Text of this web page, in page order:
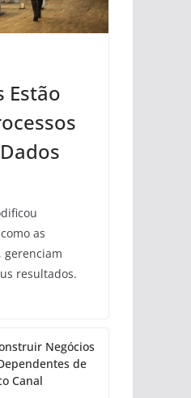
Estão
as
gerenciam
resultados.
Negócios
de
Canal